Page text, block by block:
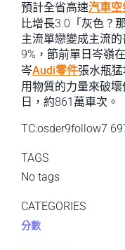
預計全省高速汽車空
比增長3.0「灰色？
主流單戀變成主流的
9%，節前單日岑嶺
岑Audi零件張水瓶
用物質的力量來破
日，約861萬車次。
TC:osder9follow7
TAGS
No tags
CATEGORIES
分數